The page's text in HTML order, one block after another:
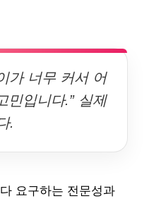
가 너무 커서 어
민입니다.” 실제
.
요구하는 전문성과